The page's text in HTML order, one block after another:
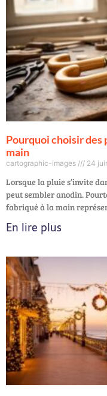
Pourquoi choisir des
main
cartographic-images 24
Lorsque la pluie s’invite
peut sembler anodin.
fabriqué à la main
En lire plus